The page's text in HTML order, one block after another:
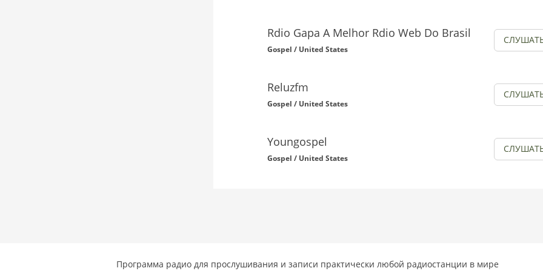
Rdio Gapa A Melhor Rdio Web Do Brasil
Gospel / United States
Reluzfm
Gospel / United States
Youngospel
Gospel / United States
Программа радио для прослушивания и записи практически любой радиостанции в мире